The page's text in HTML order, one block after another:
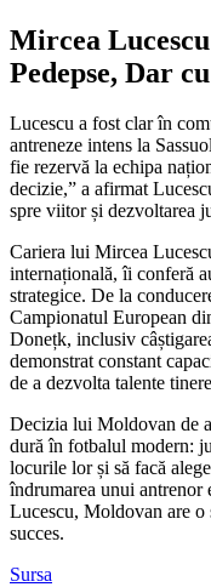
Mircea
Pedepse, Dar
Lucescu a fost clar în
antreneze intens la
fie rezervă la echipa
decizie,” a afirmat
spre viitor și dezvoltarea
Cariera lui Mircea
internațională, îi conferă
strategice. De la
Campionatul European
Donețk, inclusiv
demonstrat constant
de a dezvolta talente
Decizia lui Moldovan de
dură în fotbalul modern:
locurile lor și să facă
îndrumarea unui
Lucescu, Moldovan are o
succes.
Sursa